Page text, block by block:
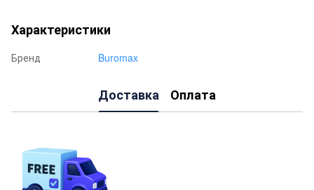
Характеристики
Бренд Buromax
Доставка Оплата